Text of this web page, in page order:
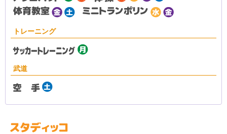
トレーニング
武道